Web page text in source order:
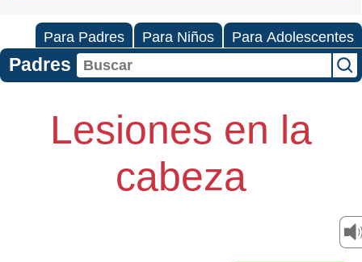
Para Padres Para Niños Para Adolescentes
Padres
Lesiones en la
cabeza